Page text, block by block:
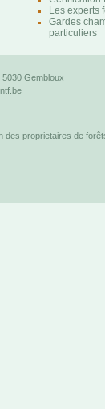
Les experts
Gardes
particuliers
Gembloux
des proprietaires de